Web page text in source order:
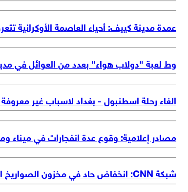
عمدة مدينة كييف: أحياء العاصمة الأوكرانية
وط لعبة "دولاب هواء" بعدد من العوائل في
الغاء رحلة اسطنبول - بغداد لاسباب غير معروفة
مصادر إعلامية: وقوع عدة انفجارات في
شبكة CNN: انخفاض حاد في مخزون الصواريخ الأمريكية اثر الهجمات على ايران